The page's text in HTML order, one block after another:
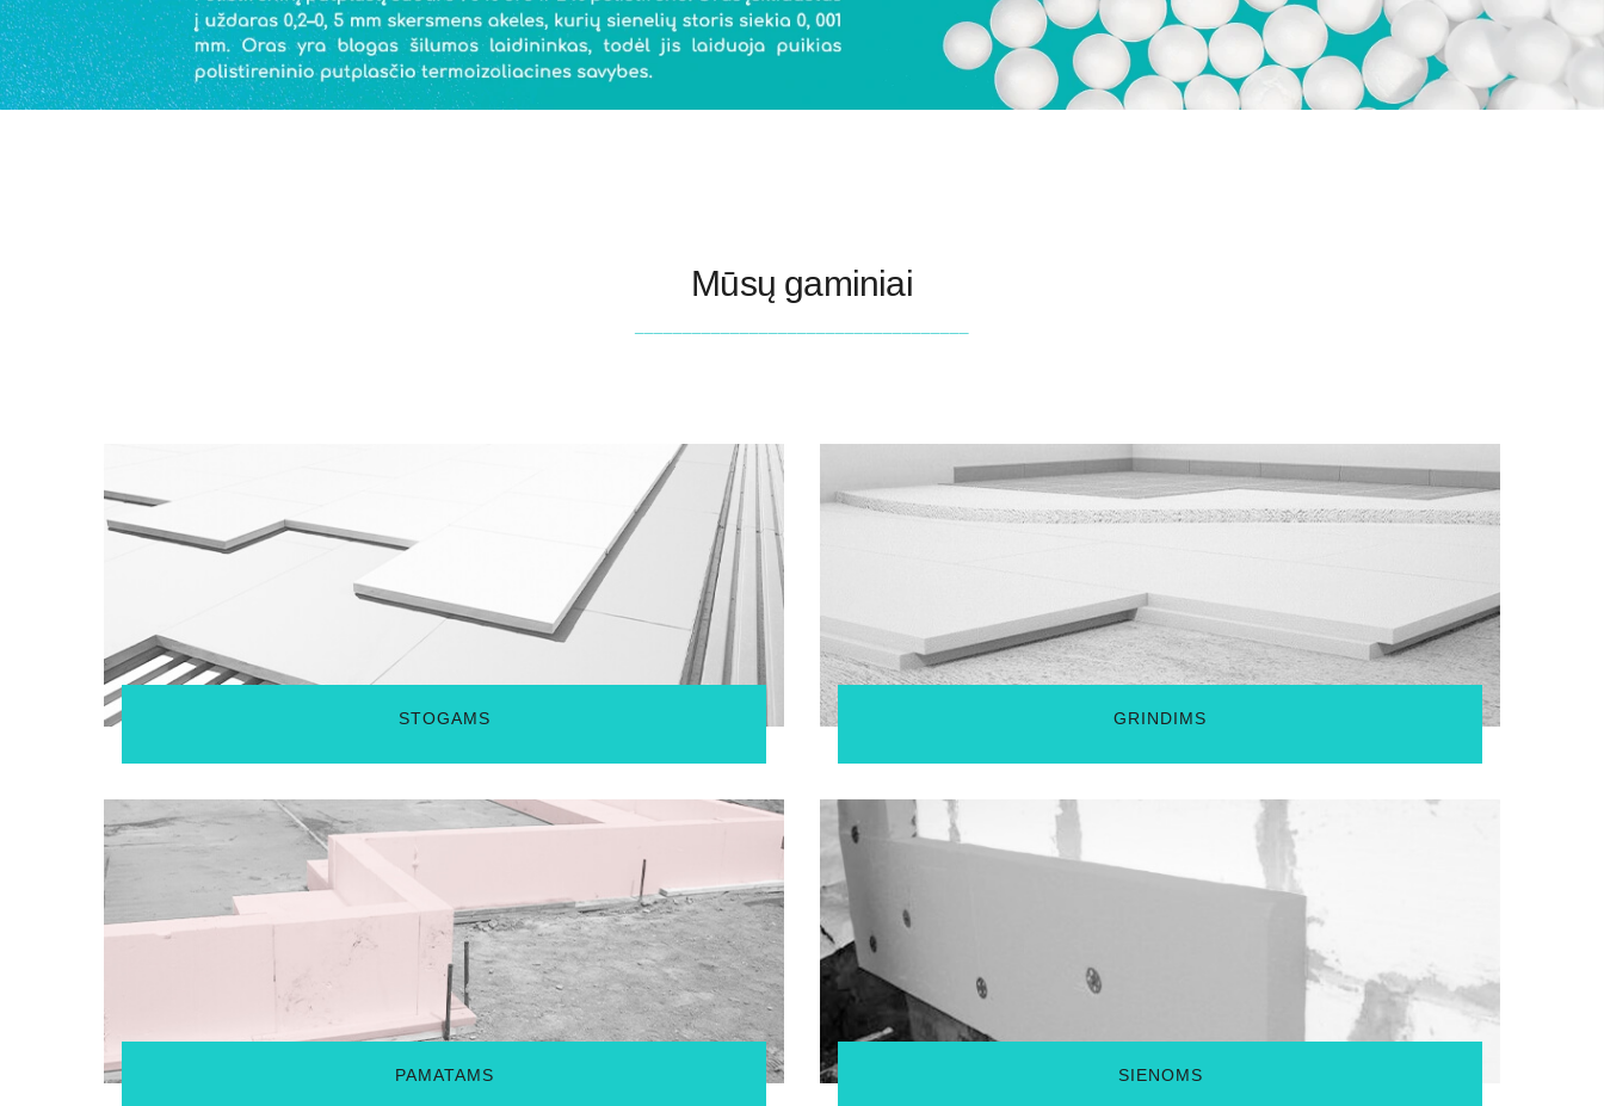
Mūsų gaminiai
Didžiausia plokščių stogų problema - stovintis vanduo, kuris kenkia
hidroizoliaciniam sluoksniui. Sprendimas - Šiloporo putplasčio nuolydinės plokštės.
Jos atlieka 2 funkcijas: užtikriną reikiamą nuolydį - vanduo efektyviai nuteka į
surinkimą bei veikia kaip papildomas termoizoliacijos sluoksnis.
STOGAMS
Pamatai – esminis statinio elementas. Pamatas yra nuolatiniame kontakte su žeme, o
drėgmė gali prastinti izoliacines savybes. Todėl pamatų įrengimui labiausiai tinka
ypač mažą vandens įmirkį turintis polistireninis putplastis.
PAMATAMS
sklindantis nuo grindų bei grindų ir sienų sandūrų, patalpose bus nemalonu. Tad
grindų apšiltinimas - atsakingas etapas.
GRINDIMS
Apie 15-25 % šilumos žiemą statiniai netenka per sienų konstrukcijas, jų jungtis, o
vasarą gauna tiek pat šilumos. Sienų termoizoliacijai naudojant polistireninį putplastį
sumažinami šildymo/vėdinimo kaštai, pagerėja patalpų mikroklimatas, išlaikomas
lankstumas renkantis fasado dekorą.
SIENOMS